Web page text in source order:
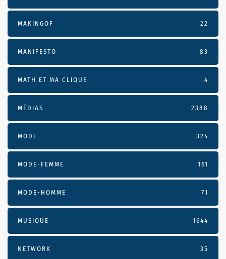
MAKINGOF 22
MANIFESTO 83
MATH ET MA CLIQUE 4
MÉDIAS 2388
MODE 324
MODE-FEMME 161
MODE-HOMME 71
MUSIQUE 1644
NETWORK 35